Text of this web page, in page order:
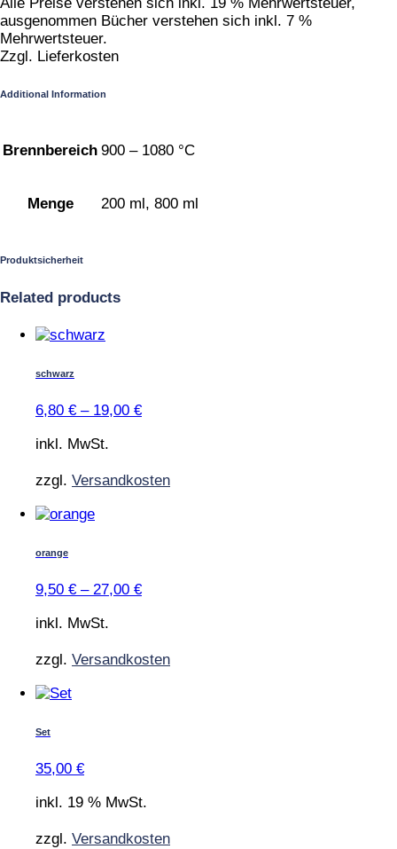
ausgenommen Bücher verstehen sich inkl. 7 %
Mehrwertsteuer.
Zzgl. Lieferkosten
Additional Information
Brennbereich 900 – 1080 °C
Menge 200 ml, 800 ml
Produktsicherheit
Related products
Varianten
können
schwarz
6,80 € – 19,00 €
inkl. MwSt.
zzgl. Versandkosten
Dieses
Varianten
Die
können
orange
9,50 € – 27,00 €
inkl. MwSt.
zzgl. Versandkosten
Set
35,00 €
inkl. 19 % MwSt.
zzgl. Versandkosten